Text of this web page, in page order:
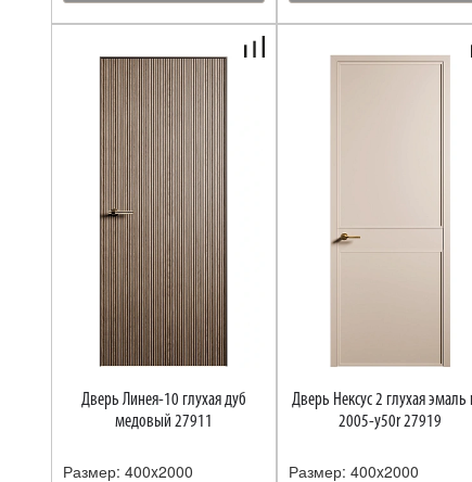
Дверь Линея-10 глухая дуб
медовый 27911
Размер: 400x2000
Дверь Нексус 2 глухая эмаль ncs
2005-y50r 27919
Размер: 400x2000